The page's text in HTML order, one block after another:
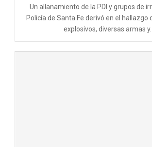
Un allanamiento de la PDI y grupos de
Policía de Santa Fe derivó en el hallazgo
explosivos, diversas armas